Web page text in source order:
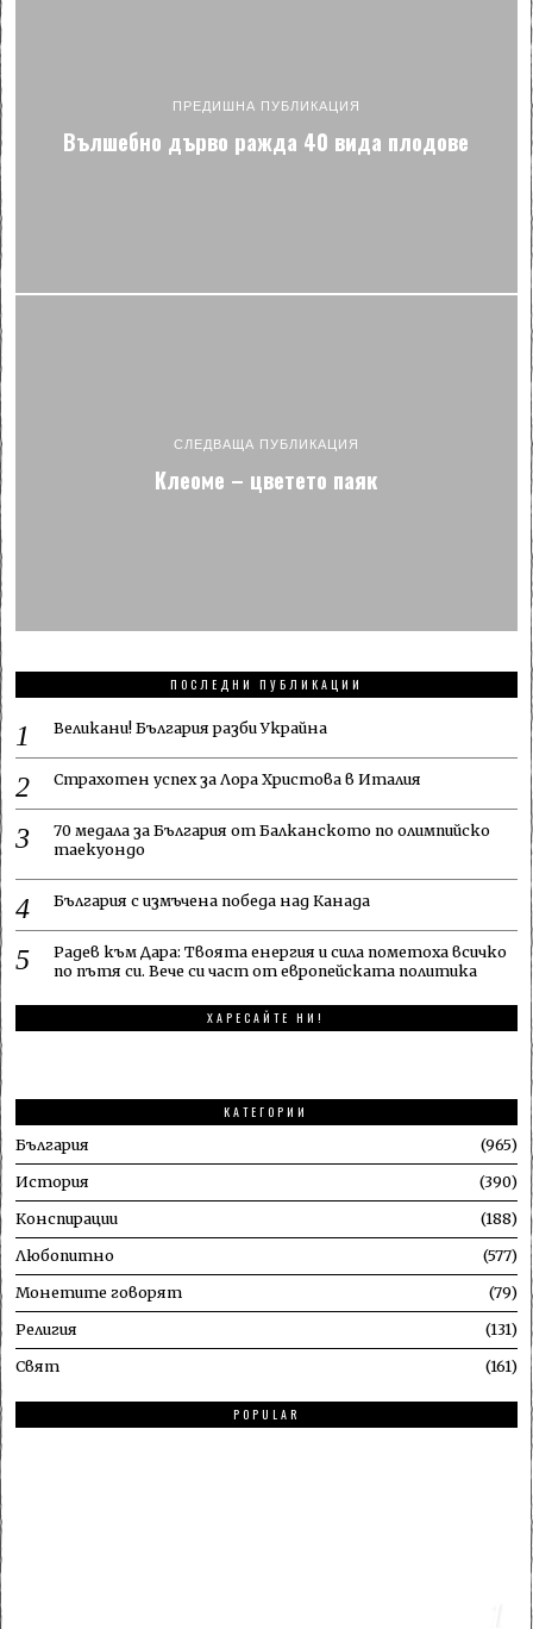
ПРЕДИШНА ПУБЛИКАЦИЯ
Вълшебно дърво ражда 40 вида плодове
СЛЕДВАЩА ПУБЛИКАЦИЯ
Клеоме – цветето паяк
ПОСЛЕДНИ ПУБЛИКАЦИИ
Великани! България разби Украйна
Страхотен успех за Лора Христова в Италия
70 медала за България от Балканското по олимпийско
таекуондо
България с измъчена победа над Канада
Радев към Дара: Твоята енергия и сила пометоха всичко
по пътя си. Вече си част от европейската политика
ХАРЕСАЙТЕ НИ!
КАТЕГОРИИ
България
965
История 390
Конспирации 188
Любопитно 577
Монетите говорят 79
Религия 131
Свят 161
POPULAR